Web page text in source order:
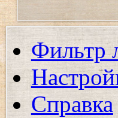
Фильтр
Справка